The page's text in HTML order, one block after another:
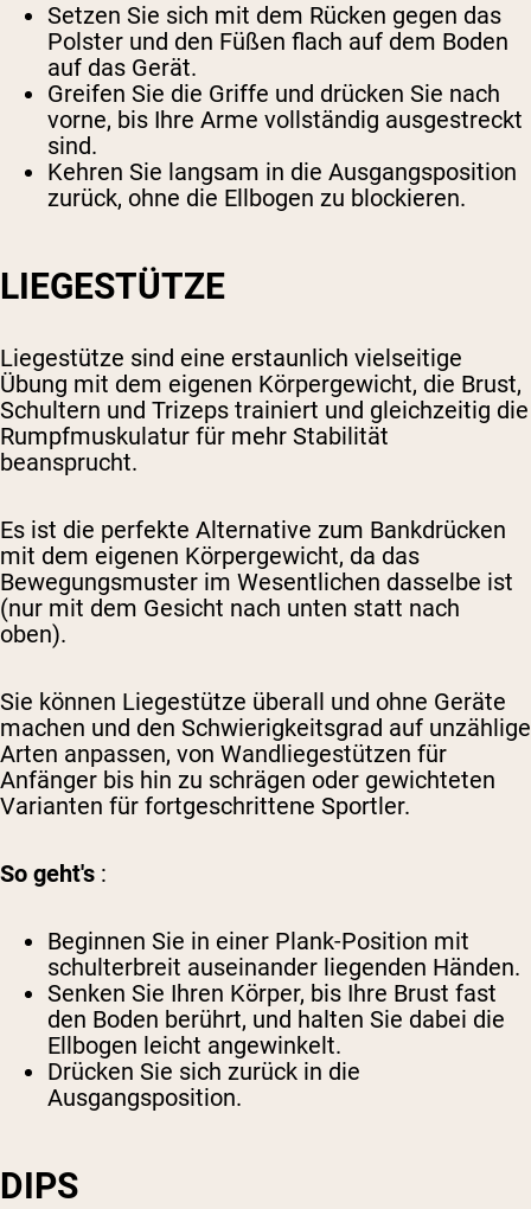
Setzen Sie sich mit dem Rücken gegen das
Polster und den Füßen flach auf dem Boden
auf das Gerät.
Greifen Sie die Griffe und drücken Sie nach
vorne, bis Ihre Arme vollständig ausgestreckt
sind.
Kehren Sie langsam in die Ausgangsposition
zurück, ohne die Ellbogen zu blockieren.
LIEGESTÜTZE
Liegestütze sind eine erstaunlich vielseitige
Übung mit dem eigenen Körpergewicht, die Brust,
Schultern und Trizeps trainiert und gleichzeitig die
Rumpfmuskulatur für mehr Stabilität
beansprucht.
Es ist die perfekte Alternative zum Bankdrücken
mit dem eigenen Körpergewicht, da das
Bewegungsmuster im Wesentlichen dasselbe ist
(nur mit dem Gesicht nach unten statt nach
oben).
Sie können Liegestütze überall und ohne Geräte
machen und den Schwierigkeitsgrad auf unzählige
Arten anpassen, von Wandliegestützen für
Anfänger bis hin zu schrägen oder gewichteten
Varianten für fortgeschrittene Sportler.
So geht's :
Beginnen Sie in einer Plank-Position mit
schulterbreit auseinander liegenden Händen.
Senken Sie Ihren Körper, bis Ihre Brust fast
den Boden berührt, und halten Sie dabei die
Ellbogen leicht angewinkelt.
Drücken Sie sich zurück in die
Ausgangsposition.
DIPS